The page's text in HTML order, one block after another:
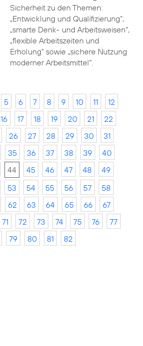
Sicherheit zu den Themen:
„Entwicklung und Qualifizierung“,
„smarte Denk- und Arbeitsweisen“,
„flexible Arbeitszeiten und
Erholung“ sowie „sichere Nutzung
moderner Arbeitsmittel“.
5 6 7 8 9 10 11
12
16 17 18 19 20 21
22
26 27 28 29 30
31
35 36 37 38 39
40
44 45 46 47 48
49
53 54 55 56 57
58
62 63 64 65 66
67
71 72 73 74 75 76
77
79 80 81 82